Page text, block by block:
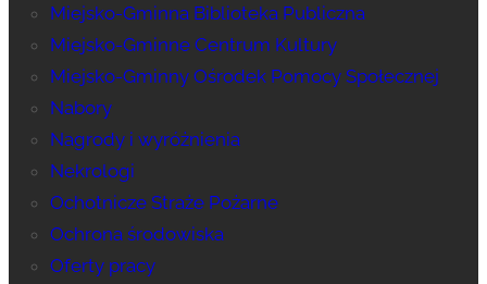
Miejsko-Gminna Biblioteka Publiczna
Miejsko-Gminne Centrum Kultury
Miejsko-Gminny Ośrodek Pomocy Społecznej
Nabory
Nagrody i wyróżnienia
Nekrologi
Ochotnicze Straże Pożarne
Ochrona środowiska
Oferty pracy